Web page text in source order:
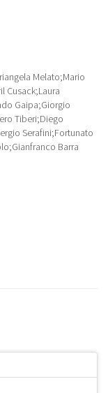
Melato;Mario
Cusack;Laura
Gaipa;Giorgio
Tiberi;Diego
Serafini;Fortunato
;Gianfranco Barra